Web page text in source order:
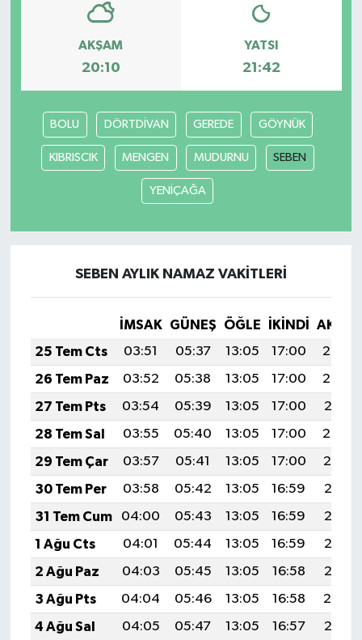
AKŞAM
20:10
YATSI
21:42
BOLU DÖRTDİVAN GEREDE GÖYNÜK
KIBRISCIK MENGEN MUDURNU SEBEN
YENİÇAĞA
SEBEN AYLIK NAMAZ VAKITLERI
İMSAK GÜNEŞ ÖĞLE İKINDI
25 Tem Cts
03:51 05:37 13:05 17:00
20:23
26 Tem Paz
03:52 05:38 13:05 17:00
20:22
27 Tem Pts
03:54 05:39 13:05 17:00
20:21
28 Tem Sal
03:55 05:40 13:05 17:00
20:20
29 Tem Çar
03:57 05:41 13:05 17:00
20:19
30 Tem Per
03:58 05:42 13:05 16:59
20:18
31 Tem Cum
04:00 05:43 13:05 16:59
20:17
1 Ağu Cts
04:01 05:44 13:05 16:59
20:16
2 Ağu Paz
04:03 05:45 13:05 16:58
20:15
3 Ağu Pts
04:04 05:46 13:05 16:58
20:14
4 Ağu Sal
04:05 05:47 13:05 16:57
20:13